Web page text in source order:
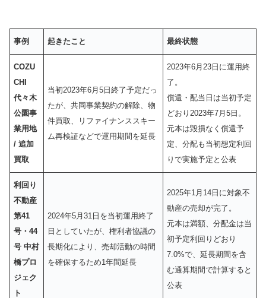
事例 起きたこと 最終状態
COZU
CHI
代々木
公園事
業用地
/ 追加
買取
当初2023年6月5日終了予定だっ
たが、共同事業契約の解除、物
件買取、リファイナンススキー
ム再検証などで運用期間を延長
2023年6月23日に運用終
了。
償還・配当日は当初予定
どおり2023年7月5日。
元本は毀損なく償還予
定、分配も当初想定利回
りで実施予定と公表
利回り
不動産
第41
号・44
号 中村
橋プロ
ジェク
ト
2024年5月31日を当初運用終了
日としていたが、権利者協議の
長期化により、売却活動の時間
を確保するため1年間延長
2025年1月14日に対象不
動産の売却が完了。
元本は満額、分配金は当
初予定利回りどおり
7.0%で、延長期間を含
む通算期間で計算すると
公表